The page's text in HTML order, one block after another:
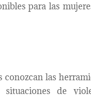
para las
las
de